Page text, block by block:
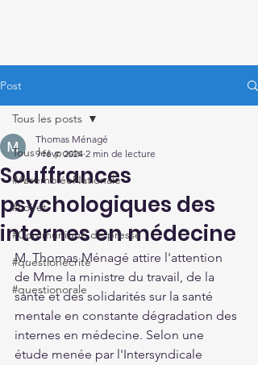
Post
Tous les posts
#AssembléeNationale
#Loiret
#Communiqué de presse
#questionécrite
#questionorale
Tous les posts
Souffrances
psychologiques des
internes en médecine
Thomas Ménagé
9 févr. 2024 2 min de lecture
M. Thomas Ménagé attire l'attention
de Mme la ministre du travail, de la
santé et des solidarités sur la santé
mentale en constante dégradation des
internes en médecine. Selon une
étude menée par l'Intersyndicale